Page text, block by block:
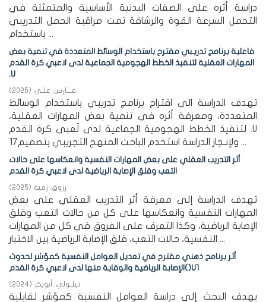
دراسة أثره على الصفات البدنية الأساسية والمتمثلة في
التحمل السرعة القوة والرشاقة تمت مراقبة الحمل التدريبي
باستخدام ...
فاعلية برنامج تدريـبي مقترح باستخدام الوسائط المتعددة في تنمية بعض
المهارات العقلية لتنفيذ الخطط الهجومية الجماعية لدى لاعبي كرة القدم
.U
فــــارس, علــي (
2025
)
تهدف الدراسة الى اقتراح برنامج تدريبي باستخدام الوسائط
المتعددة، ومعرفة أثره في تنمية بعض المهارات العقلية،
لتنفيذ الخطط الهجومية الجماعية لدى لَعبي كرة القدم .U
17ولإنـجاز الدراسة استخدم الباحث المنهج التجريبي بتصميم ...
أثر التدريب العقلي على بعض المهارات النفسية وانعكاسها على حالات
التعب وقلق الإصابة الرياضية لدى لاعبي كرة القدم
رزوق, رقية (
2025
)
تهدف الدراسة إلى معرفة أثر التدريب العقلي على بعض
المهارات النفسية وانعكاسها على كل من حالات التعب وقلق
الإصابة الرياضية، وكذا التعرف على الفروق في كل من المهارات
النفسية، حالات التعب، قلق الإصابة الرياضية بين الاختبار ...
أثر برنامج ذهني مقترح في تعديل العوامل النفسية كمؤشر لحدوث
الإصابة الرياضية والوقاية منها لدى لاعبي كرة القدم()U1
تيلــولي, أبوبكر (
2024
)
يهدف البحث إلى دراسة العوامل النفسية كمؤشر لقابلية